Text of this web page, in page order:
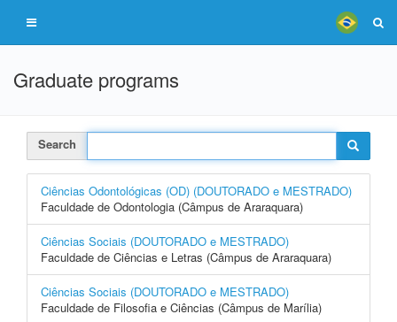
Graduate programs
Search
Ciências Odontológicas (OD) (DOUTORADO e MESTRADO)
Faculdade de Odontologia (Câmpus de Araraquara)
Ciências Sociais (DOUTORADO e MESTRADO)
Faculdade de Ciências e Letras (Câmpus de Araraquara)
Ciências Sociais (DOUTORADO e MESTRADO)
Faculdade de Filosofia e Ciências (Câmpus de Marília)